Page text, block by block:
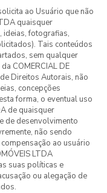
ao Usuário que não
quaisquer
ideias, fotografias,
Tais conteúdos
sem qualquer
COMERCIAL DE
Direitos Autorais, não
concepções
forma, o eventual uso
de quaisquer
de desenvolvimento
não sendo
ao usuário
LTDA
suas políticas e
ou alegação de